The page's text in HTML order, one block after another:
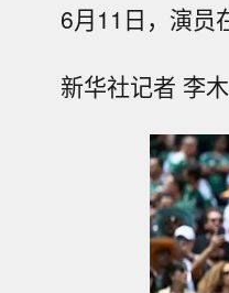
6月11日，演员
新华社记者 李